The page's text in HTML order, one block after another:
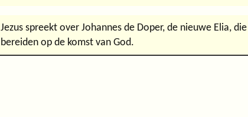
Jezus spreekt over Johannes de Doper, de nieuwe Elia,
bereiden op de komst van God.